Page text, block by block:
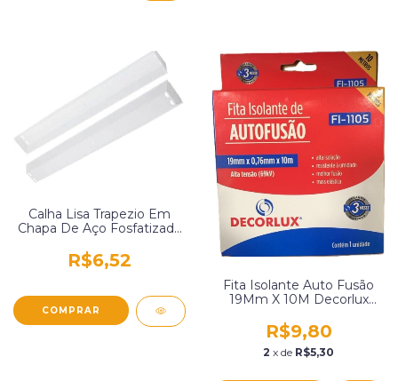
Calha Lisa Trapezio Em
Chapa De Aço Fosfatizada
20W Lumavi 42
R$6,52
Fita Isolante Auto Fusão
19Mm X 10M Decorlux
R$9,80
2 x de R$5,30